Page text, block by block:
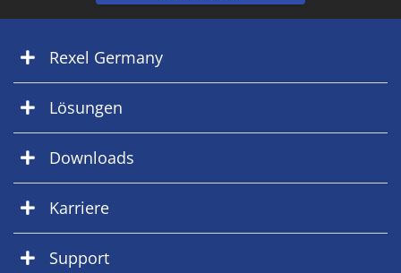
Rexel Germany
Lösungen
Downloads
Karriere
Support